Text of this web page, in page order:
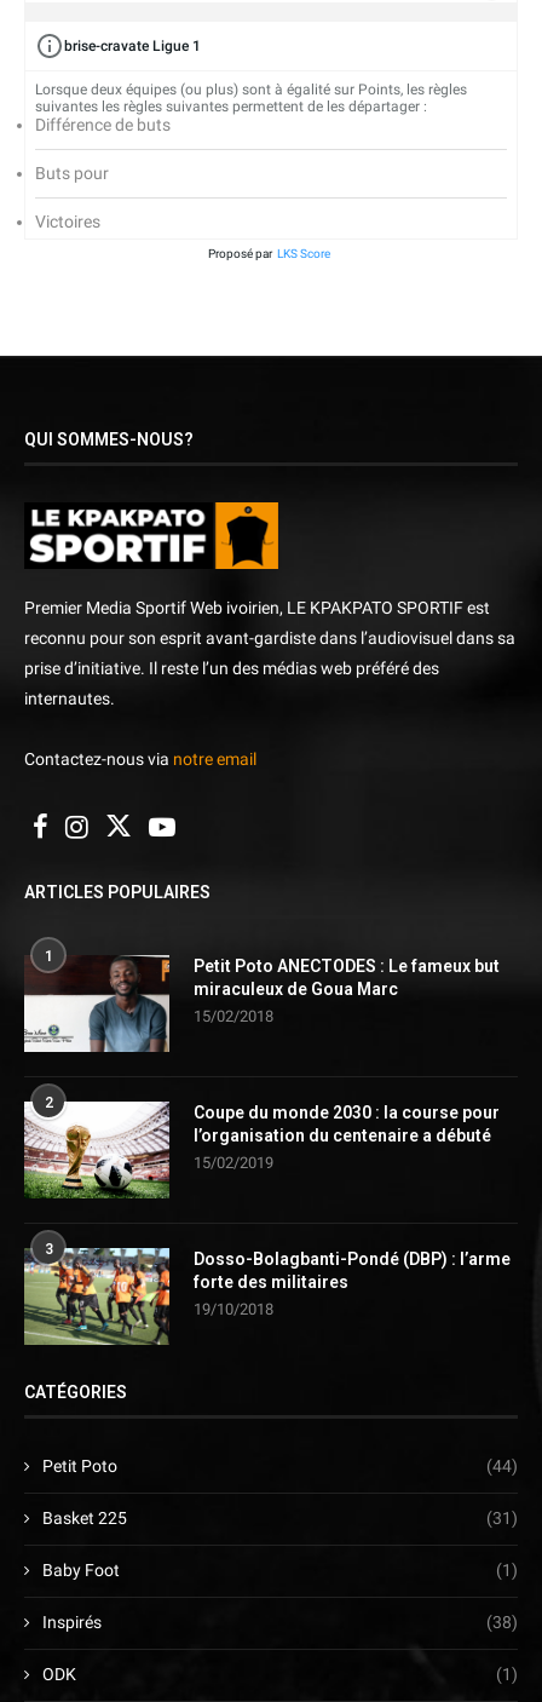
brise-cravate Ligue 1
Lorsque deux équipes (ou plus) sont à égalité sur Points, les règles
suivantes les règles suivantes permettent de les départager :
Différence de buts
Buts pour
Victoires
Proposé par LKS Score
QUI SOMMES-NOUS?
Premier Media Sportif Web ivoirien, LE KPAKPATO SPORTIF est
reconnu pour son esprit avant-gardiste dans l’audiovisuel dans sa
prise d’initiative. Il reste l’un des médias web préféré des
internautes.
Contactez-nous via notre email
ARTICLES POPULAIRES
1
Petit Poto ANECTODES : Le fameux but
miraculeux de Goua Marc
15/02/2018
2
Coupe du monde 2030 : la course pour
l’organisation du centenaire a débuté
15/02/2019
3
Dosso-Bolagbanti-Pondé (DBP) : l’arme
forte des militaires
19/10/2018
CATÉGORIES
Petit Poto (44)
Basket 225 (31)
Baby Foot (1)
Inspirés (38)
ODK (1)